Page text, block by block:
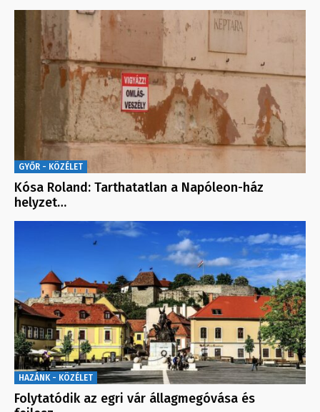
GYŐR - KÖZÉLET
Kósa Roland: Tarthatatlan a Napóleon-ház
helyzet…
HAZÁNK - KÖZÉLET
Folytatódik az egri vár állagmegóvása és